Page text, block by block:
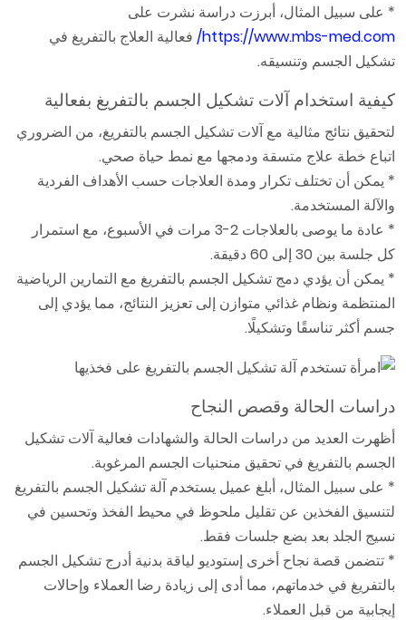
* على سبيل المثال، أبرزت دراسة نشرت على
https://www.mbs-med.com/ فعالية العلاج بالتفريغ في
تشكيل الجسم وتنسيقه.
كيفية استخدام آلات تشكيل الجسم بالتفريغ بفعالية
لتحقيق نتائج مثالية مع آلات تشكيل الجسم بالتفريغ، من الضروري
اتباع خطة علاج متسقة ودمجها مع نمط حياة صحي.
* يمكن أن تختلف تكرار ومدة العلاجات حسب الأهداف الفردية
والآلة المستخدمة.
* عادة ما يوصى بالعلاجات 2-3 مرات في الأسبوع، مع استمرار
كل جلسة بين 30 إلى 60 دقيقة.
* يمكن أن يؤدي دمج تشكيل الجسم بالتفريغ مع التمارين الرياضية
المنتظمة ونظام غذائي متوازن إلى تعزيز النتائج، مما يؤدي إلى
جسم أكثر تناسقًا وتشكيلًا.
دراسات الحالة وقصص النجاح
أظهرت العديد من دراسات الحالة والشهادات فعالية آلات تشكيل
الجسم بالتفريغ في تحقيق منحنيات الجسم المرغوبة.
* على سبيل المثال، أبلغ عميل يستخدم آلة تشكيل الجسم بالتفريغ
لتنسيق الفخذين عن تقليل ملحوظ في محيط الفخذ وتحسين في
نسيج الجلد بعد بضع جلسات فقط.
* تتضمن قصة نجاح أخرى إستوديو لياقة بدنية أدرج تشكيل الجسم
بالتفريغ في خدماتهم، مما أدى إلى زيادة رضا العملاء وإحالات
إيجابية من قبل العملاء.